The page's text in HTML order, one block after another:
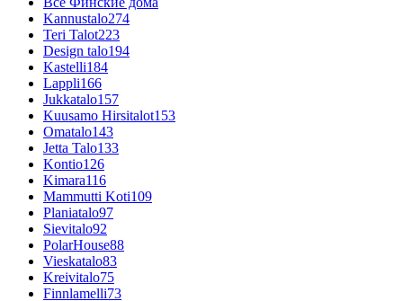
Kannustalo274
Teri Talot223
Design talo194
Kastelli184
Lappli166
Jukkatalo157
Kuusamo Hirsitalot153
Omatalo143
Jetta Talo133
Kontio126
Kimara116
Mammutti Koti109
Planiatalo97
Sievitalo92
PolarHouse88
Vieskatalo83
Kreivitalo75
Finnlamelli73